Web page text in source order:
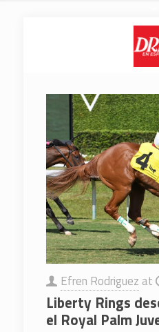
Efren Rodriguez at
Liberty Rings
el Royal Palm